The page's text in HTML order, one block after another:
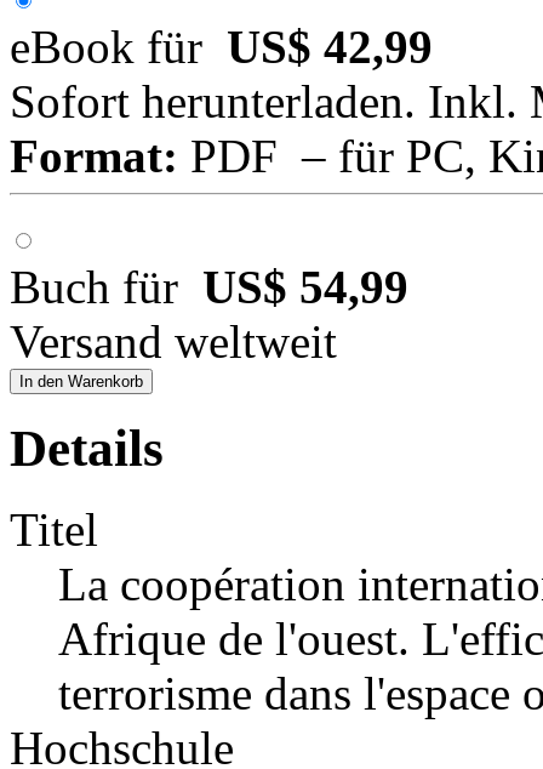
eBook für US$ 42,99
Sofort herunterladen. Inkl.
Format: PDF – für PC,
Buch für US$ 54,99
Versand weltweit
In den Warenkorb
Details
Titel
La coopération
Afrique de l'ouest.
terrorisme dans l'espace
Hochschule